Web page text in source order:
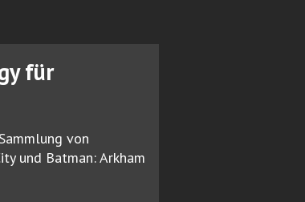
für
von
und Batman: Arkham